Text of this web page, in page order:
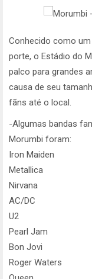
Conhecido como
porte, o Estádio do
palco para grandes
causa de seu
fãns até o local.
-Algumas bandas
Morumbi foram:
Iron Maiden
Metallica
Nirvana
AC/DC
U2
Pearl Jam
Bon Jovi
Roger Waters